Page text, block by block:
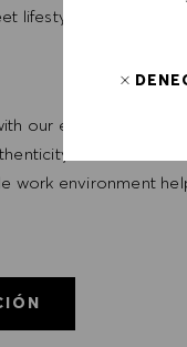
lifestyle needs, with
our employees
and
work environment